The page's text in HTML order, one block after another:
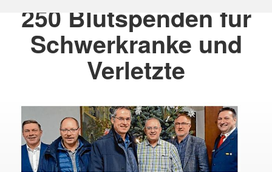
250 Blutspenden für
Schwerkranke und
Verletzte